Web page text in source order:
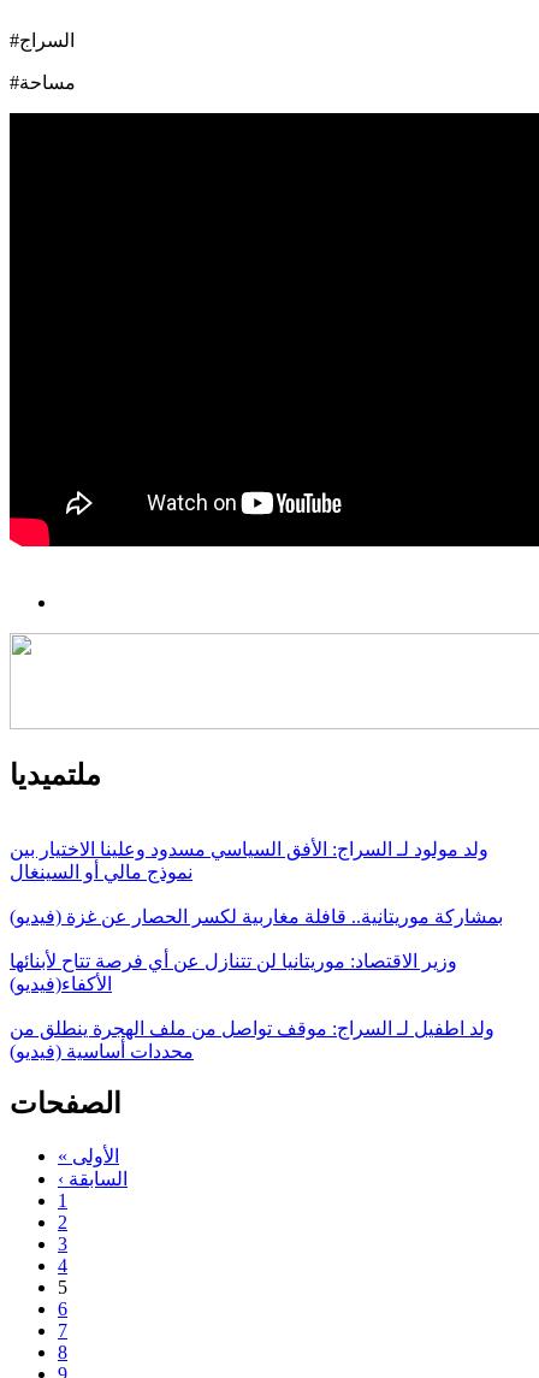
#السراج
#مساحة
ملتميديا
ولد مولود لـ السراج: الأفق السياسي مسدود وعلينا الاختيار بين
نموذج مالي أو السينغال
بمشاركة موريتانية.. قافلة مغاربية لكسر الحصار عن غزة (فيديو)
وزير الاقتصاد: موريتانيا لن تتنازل عن أي فرصة تتاح لأبنائها
الأكفاء(فيديو)
ولد اطفيل لـ السراج: موقف تواصل من ملف الهجرة ينطلق من
محددات أساسية (فيديو)
الصفحات
« الأولى
‹ السابقة
1
2
3
4
5
6
7
8
9